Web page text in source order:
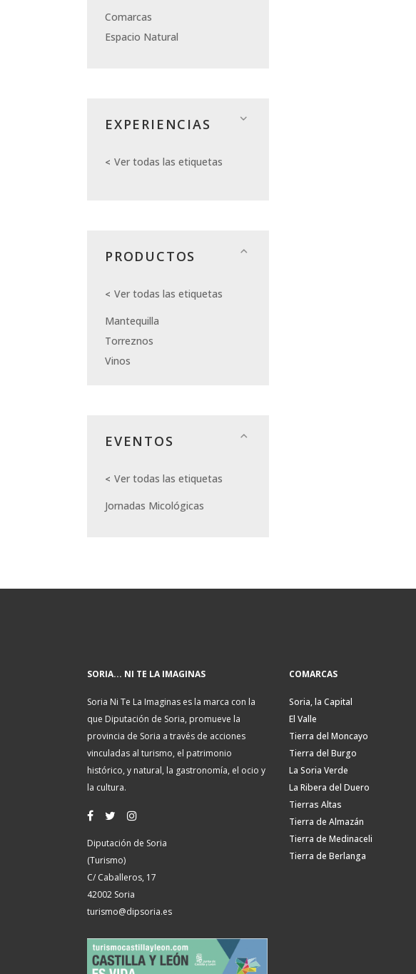
Comarcas
Espacio Natural
EXPERIENCIAS
Ver todas las etiquetas
PRODUCTOS
Ver todas las etiquetas
Mantequilla
Torreznos
Vinos
EVENTOS
Ver todas las etiquetas
Jornadas Micológicas
SORIA... NI TE LA IMAGINAS
Soria Ni Te La Imaginas es la marca con la
que Diputación de Soria, promueve la
provincia de Soria a través de acciones
vinculadas al turismo, el patrimonio
histórico, y natural, la gastronomía, el ocio y
la cultura.
Diputación de Soria
(Turismo)
C/ Caballeros, 17
42002 Soria
turismo@dipsoria.es
COMARCAS
Soria, la Capital
El Valle
Tierra del Moncayo
Tierra del Burgo
La Soria Verde
La Ribera del Duero
Tierras Altas
Tierra de Almazán
Tierra de Medinaceli
Tierra de Berlanga